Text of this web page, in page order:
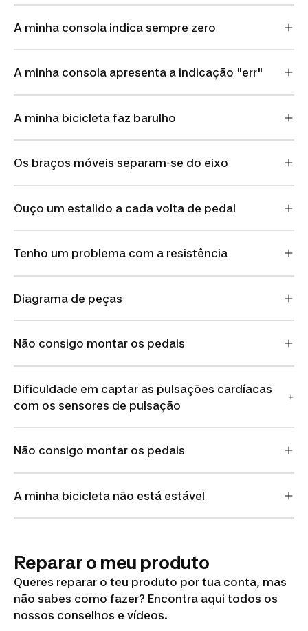
A minha consola indica sempre zero
A minha consola apresenta a indicação "err"
A minha bicicleta faz barulho
Os braços móveis separam-se do eixo
Ouço um estalido a cada volta de pedal
Tenho um problema com a resistência
Diagrama de peças
Não consigo montar os pedais
Dificuldade em captar as pulsações cardíacas
com os sensores de pulsação
Não consigo montar os pedais
A minha bicicleta não está estável
Reparar o meu produto
Queres reparar o teu produto por tua conta, mas
não sabes como fazer? Encontra aqui todos os
nossos conselhos e vídeos.